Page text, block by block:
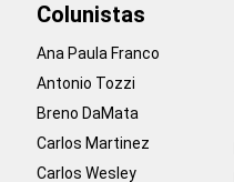
Colunistas
Ana Paula Franco
Antonio Tozzi
Breno DaMata
Carlos Martinez
Carlos Wesley